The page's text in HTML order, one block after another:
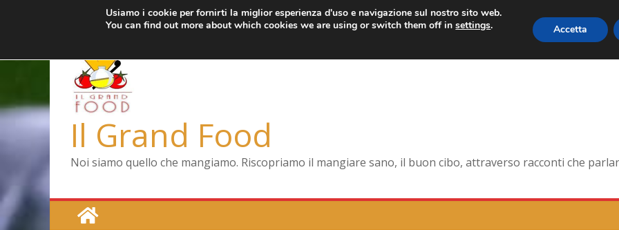
mercoledì, Agosto 5, 2026 Ultimo: Pizza a Corte
Menopausa, una forma smagliante senza età
Il Grand Food
Noi siamo quello che mangiamo. Riscopriamo il mangiare sano, il buon cibo, attraverso racconti che
Usiamo i cookie per fornirti la miglior esperienza d'uso e navigazione sul nostro sito web.
You can find out more about which cookies we are using or switch them off insettings. Accetta